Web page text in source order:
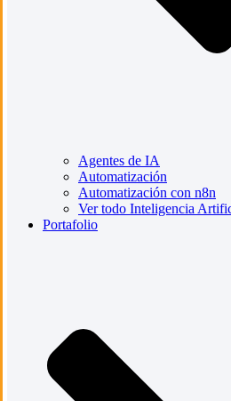
Agentes de IA
Automatización
Automatización con n8n
Ver todo Inteligencia
Portafolio